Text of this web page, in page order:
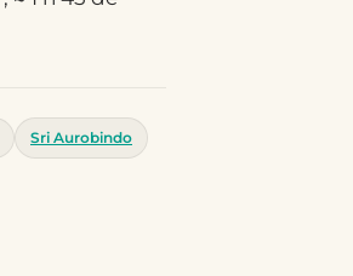
Sri Aurobindo